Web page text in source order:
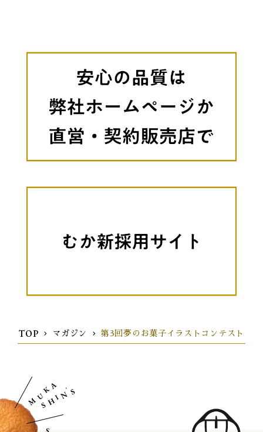
TOP マガジン 第3回夢のお菓子イラストコンテスト 実